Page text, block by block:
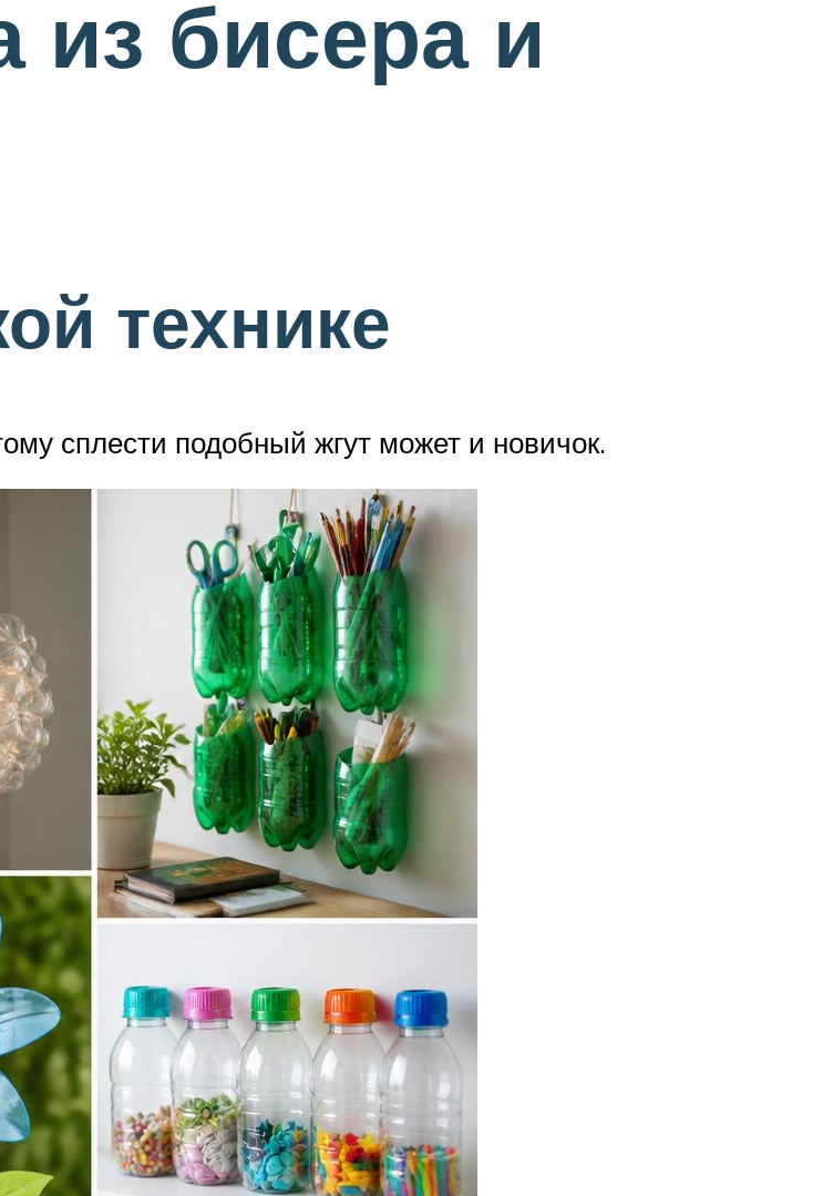
из бисера и
технике
сплести подобный жгут может и новичок.